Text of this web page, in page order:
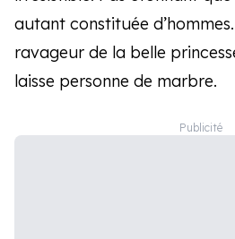
autant constituée
ravageur de la belle
laisse personne de marbre.